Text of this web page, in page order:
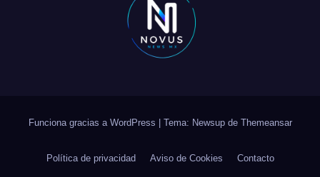
Funciona gracias a WordPress | Tema: Newsup de Themeansar
Política de privacidad Aviso de Cookies Contacto